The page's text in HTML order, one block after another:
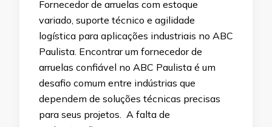
Fornecedor de arruelas com estoque
variado, suporte técnico e agilidade
logística para aplicações industriais no ABC
Paulista. Encontrar um fornecedor de
arruelas confiável no ABC Paulista é um
desafio comum entre indústrias que
dependem de soluções técnicas precisas
para seus projetos. A falta de